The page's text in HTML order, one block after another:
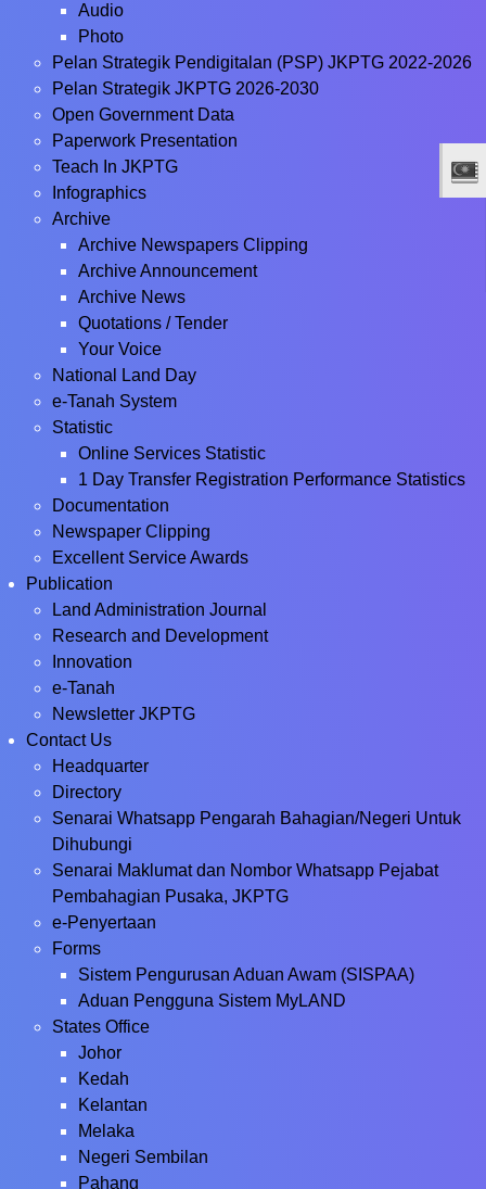
Audio
Photo
Pelan Strategik Pendigitalan (PSP) JKPTG 2022-2026
Pelan Strategik JKPTG 2026-2030
Open Government Data
Paperwork Presentation
Teach In JKPTG
Infographics
Archive
Archive Newspapers Clipping
Archive Announcement
Archive News
Quotations / Tender
Your Voice
National Land Day
e-Tanah System
Statistic
Online Services Statistic
1 Day Transfer Registration Performance Statistics
Documentation
Newspaper Clipping
Excellent Service Awards
Publication
Land Administration Journal
Research and Development
Innovation
e-Tanah
Newsletter JKPTG
Contact Us
Headquarter
Directory
Senarai Whatsapp Pengarah Bahagian/Negeri Untuk
Dihubungi
Senarai Maklumat dan Nombor Whatsapp Pejabat
Pembahagian Pusaka, JKPTG
e-Penyertaan
Forms
Sistem Pengurusan Aduan Awam (SISPAA)
Aduan Pengguna Sistem MyLAND
States Office
Johor
Kedah
Kelantan
Melaka
Negeri Sembilan
Pahang